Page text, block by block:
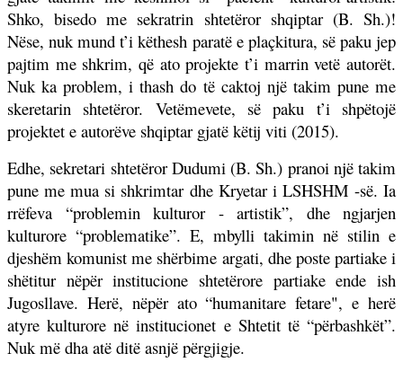
Shko, bisedo me sekratrin shtetëror shqiptar (B. Sh.)!
Nëse, nuk mund t’i këthesh paratë e plaçkitura, së paku jep
pajtim me shkrim, që ato projekte t’i marrin vetë autorët.
Nuk ka problem, i thash do të caktoj një takim pune me
skeretarin shtetëror. Vetëmevete, së paku t’i shpëtojë
projektet e autorëve shqiptar gjatë këtij viti (2015).
Edhe, sekretari shtetëror Dudumi (B. Sh.) pranoi një takim
pune me mua si shkrimtar dhe Kryetar i LSHSHM -së. Ia
rrëfeva “problemin kulturor - artistik”, dhe ngjarjen
kulturore “problematike”. E, mbylli takimin në stilin e
djeshëm komunist me shërbime argati, dhe poste partiake i
shëtitur nëpër institucione shtetërore partiake ende ish
Jugosllave. Herë, nëpër ato “humanitare fetare", e herë
atyre kulturore në institucionet e Shtetit të “përbashkët”.
Nuk më dha atë ditë asnjë përgjigje.